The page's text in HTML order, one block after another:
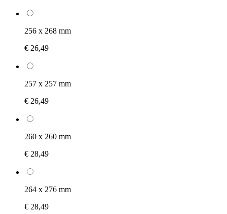
256 x 268 mm
€ 26,49
257 x 257 mm
€ 26,49
260 x 260 mm
€ 28,49
264 x 276 mm
€ 28,49